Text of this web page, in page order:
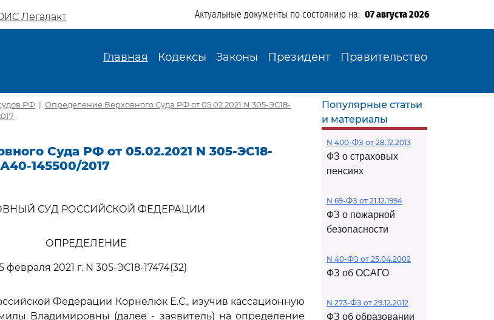
Легалакт Актуальные документы по состоянию на: 07 августа 2026
Главная Кодексы Законы Президент Правительство
РФ | Определение Верховного Суда РФ от 05.02.2021 N 305-ЭС18-
Суда РФ от 05.02.2021 N 305-ЭС18-
145500/2017
СУД РОССИЙСКОЙ ФЕДЕРАЦИИ
ОПРЕДЕЛЕНИЕ
февраля 2021 г. N 305-ЭС18-17474(32)
Федерации Корнелюк Е.С., изучив кассационную
Владимировны (далее - заявитель) на определение
Популярные статьи
и материалы
N 400-ФЗ от 28.12.2013
ФЗ о страховых
пенсиях
N 69-ФЗ от 21.12.1994
ФЗ о пожарной
безопасности
N 40-ФЗ от 25.04.2002
ФЗ об ОСАГО
N 273-ФЗ от 29.12.2012
ФЗ об образовании